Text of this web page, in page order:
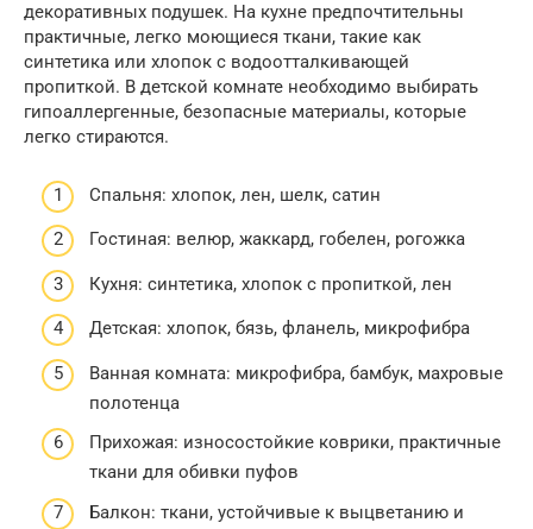
декоративных подушек. На кухне предпочтительны
практичные, легко моющиеся ткани, такие как
синтетика или хлопок с водоотталкивающей
пропиткой. В детской комнате необходимо выбирать
гипоаллергенные, безопасные материалы, которые
легко стираются.
Спальня: хлопок, лен, шелк, сатин
Гостиная: велюр, жаккард, гобелен, рогожка
Кухня: синтетика, хлопок с пропиткой, лен
Детская: хлопок, бязь, фланель, микрофибра
Ванная комната: микрофибра, бамбук, махровые
полотенца
Прихожая: износостойкие коврики, практичные
ткани для обивки пуфов
Балкон: ткани, устойчивые к выцветанию и